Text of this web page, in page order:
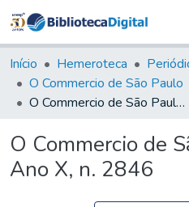
&
Tudo
Início Hemeroteca
O Commercio de São Paulo
O Commercio de São Paulo, 1902, Ano X, n. 2846
O Commercio de
Ano X, n. 2846